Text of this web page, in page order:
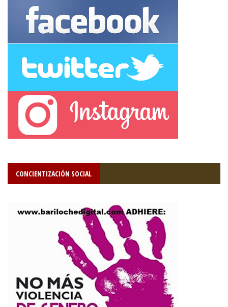
CONCIENTIZACIÓN SOCIAL